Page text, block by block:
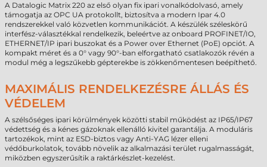
A Datalogic Matrix 220 az első olyan fix ipari vonalkódolvasó, amely
támogatja az OPC UA protokollt, biztosítva a modern Ipar 4.0
rendszerekkel való közvetlen kommunikációt. A készülék széleskörű
interfész-választékkal rendelkezik, beleértve az onboard PROFINET/IO,
ETHERNET/IP ipari buszokat és a Power over Ethernet (PoE) opciót. A
kompakt méret és a 0° vagy 90°-ban elforgatható csatlakozók révén a
modul még a legszűkebb gépterekbe is zökkenőmentesen beépíthető.
MAXIMÁLIS RENDELKEZÉSRE ÁLLÁS ÉS
VÉDELEM
A szélsőséges ipari körülmények közötti stabil működést az IP65/IP67
védettség és a kénes gázoknak ellenálló kivitel garantálja. A moduláris
tartozékok, mint az ESD-biztos vagy Anti-YAG lézer elleni
védőburkolatok, tovább növelik az alkalmazási terület rugalmasságát,
miközben egyszerűsítik a raktárkészlet-kezelést.